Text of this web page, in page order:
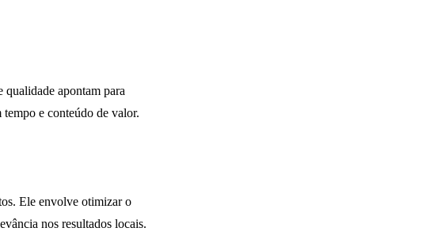
apontam para
e conteúdo de valor.
Ele envolve otimizar o
nos resultados locais.